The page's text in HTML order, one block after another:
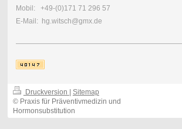
Mobil: +49-(0)171 71 296 57
E-Mail: hg.witsch@gmx.de
Druckversion
Sitemap
© Praxis für Präventivmedizin und
Hormonsubstitution